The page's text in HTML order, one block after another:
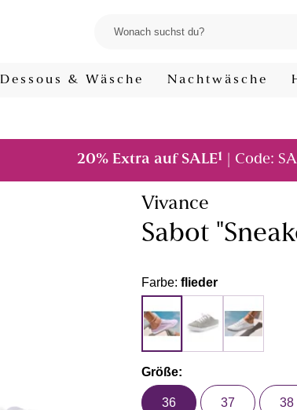
Dessous & Wäsche Nachtwäsche
20% Extra auf SALE1 | Code:
Vivance
Sabot
Farbe: flieder
Größe:
36 37 38